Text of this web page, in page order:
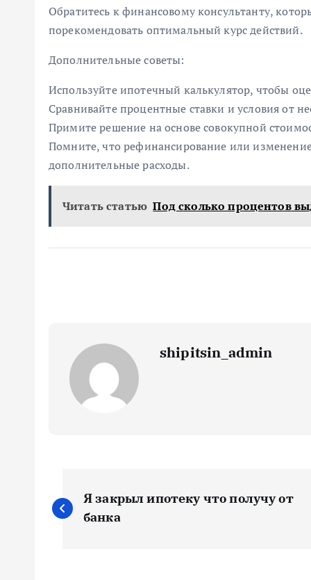
Обратитесь к финансовому консультанту,
порекомендовать оптимальный курс действий.
Дополнительные советы:
Используйте ипотечный калькулятор, чтобы
Сравнивайте процентные ставки и условия от
Примите решение на основе совокупной
Помните, что рефинансирование или
дополнительные расходы.
Читать статью Под сколько процентов
shipitsin_admin
Н
а
Я закрыл ипотеку что получу от
банка